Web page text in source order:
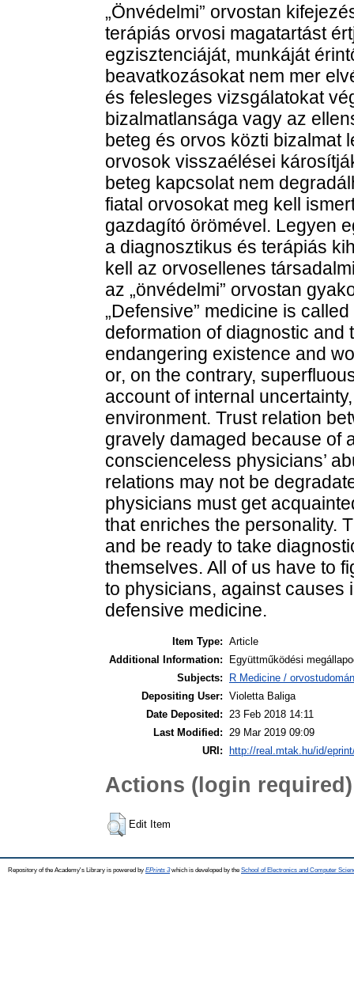
„Önvédelmi” orvostan
terápiás orvosi magatartást
egzisztenciáját, munkáját
beavatkozásokat nem mer
és felesleges vizsgálatokat
bizalmatlansága vagy az
beteg és orvos közti bizalmat
orvosok visszaélései
beteg kapcsolat nem
fiatal orvosokat meg kell
gazdagító örömével. Legyen
a diagnosztikus és terápiás
kell az orvosellenes
az „önvédelmi” orvostan
„Defensive” medicine is
deformation of diagnostic
endangering existence and
or, on the contrary,
account of internal
environment. Trust relation
gravely damaged because of
conscienceless physicians’
relations may not be
physicians must get
that enriches the personality.
and be ready to take
themselves. All of us have to
to physicians, against causes
defensive medicine.
Item Type: Article
Additional Information:
Együttműködési
Subjects:
R Medicine /
Depositing User: Violetta Baliga
Date Deposited:
23 Feb 2018 14:11
Last Modified:
29 Mar 2019 09:09
URI:
http://real.mtak.hu/id/
Actions (login required)
Edit Item
Repository of the Academy's Library is powered by EPrints 3which is developed by the School of Electronics and Computer